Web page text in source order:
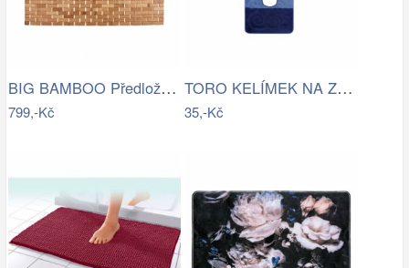
BIG BAMBOO Předložka do koupelny…
799,-Kč
TORO KELÍMEK NA ZUBNÍ KARTÁČEK, PLAST
35,-Kč